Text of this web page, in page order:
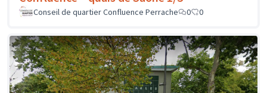
Conseil de quartier Confluence Perrache 0 0